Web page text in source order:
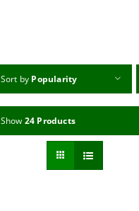
Sort by Popularity
Show 24 Products